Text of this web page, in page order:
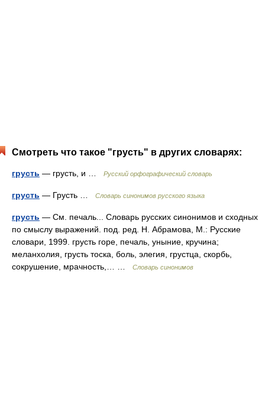
Смотреть что такое "грусть" в других словарях:
грусть — грусть, и … Русский орфографический словарь
грусть — Грусть … Словарь синонимов русского языка
грусть — См. печаль... Словарь русских синонимов и сходных
по смыслу выражений. под. ред. Н. Абрамова, М.: Русские
словари, 1999. грусть горе, печаль, уныние, кручина;
меланхолия, грусть тоска, боль, элегия, грустца, скорбь,
сокрушение, мрачность,… …
Словарь синонимов